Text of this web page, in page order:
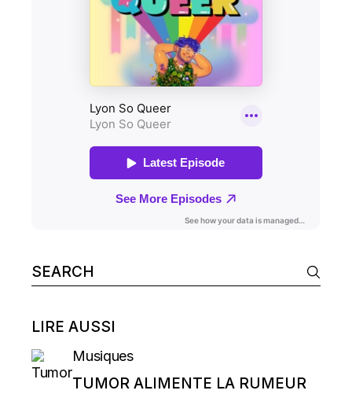
Search
for:
LIRE AUSSI
Musiques
TUMOR ALIMENTE LA RUMEUR